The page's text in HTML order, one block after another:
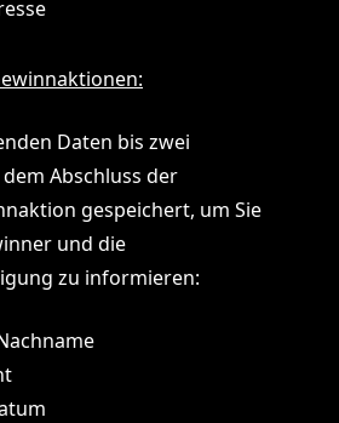
Daten bis zwei
Abschluss der
gespeichert, um Sie
und die
zu informieren: